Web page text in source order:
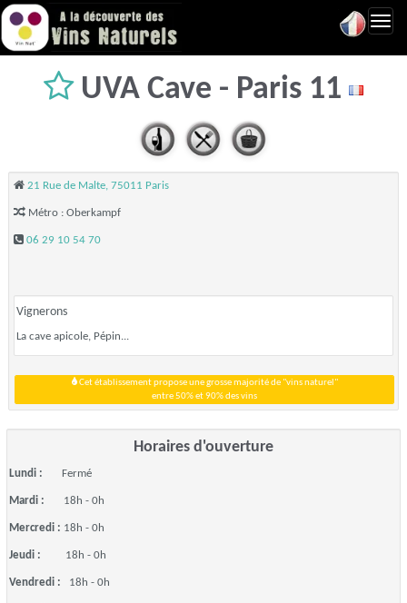
UVA Cave - Paris 11
21 Rue de Malte, 75011 Paris
Métro : Oberkampf
06 29 10 54 70
Vignerons
La cave apicole, Pépin...
Cet établissement propose une grosse majorité de "vins naturel"
entre 50% et 90% des vins
Horaires d'ouverture
Lundi : Fermé
Mardi : 18h - 0h
Mercredi : 18h - 0h
Jeudi : 18h - 0h
Vendredi : 18h - 0h